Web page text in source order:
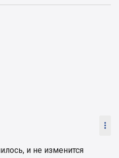

и не изменится